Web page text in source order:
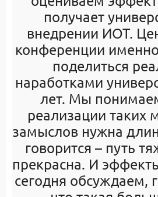
получает
внедрении ИОТ.
конференции
поделиться
наработками
лет. Мы
реализации таких
замыслов нужна
говорится – путь
прекрасна. И
сегодня обсуждаем,